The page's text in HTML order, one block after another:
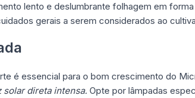
lento e deslumbrante folhagem em
gerais a serem considerados ao
é essencial para o bom crescimento do
direta intensa. Opte por lâmpadas